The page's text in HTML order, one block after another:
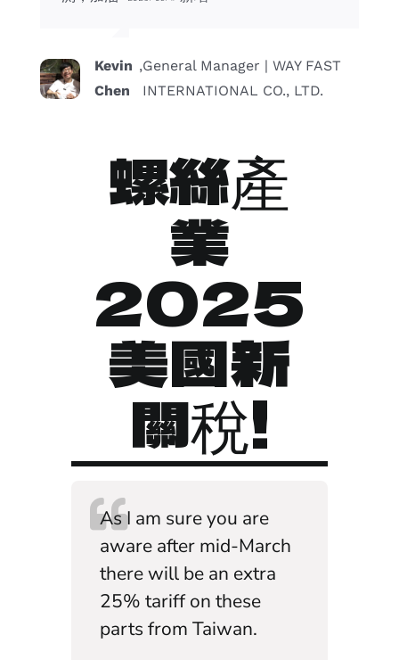
Kevin
Chen
,General Manager | WAY FAST
INTERNATIONAL CO., LTD.
螺絲產
業
2025
美國新
關稅!
As I am sure you are
aware after mid-March
there will be an extra
25% tariff on these
parts from Taiwan.